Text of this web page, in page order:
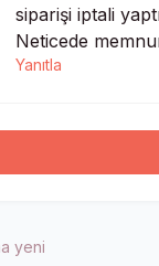
siparişi iptali
Neticede
Yanıtla
yeni